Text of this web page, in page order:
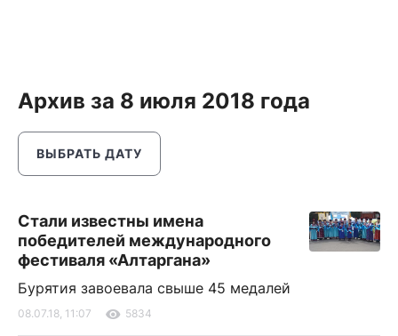
Архив за 8 июля 2018 года
ВЫБРАТЬ ДАТУ
Стали известны имена
победителей международного
фестиваля «Алтаргана»
Бурятия завоевала свыше 45 медалей
08.07.18, 11:07 5834